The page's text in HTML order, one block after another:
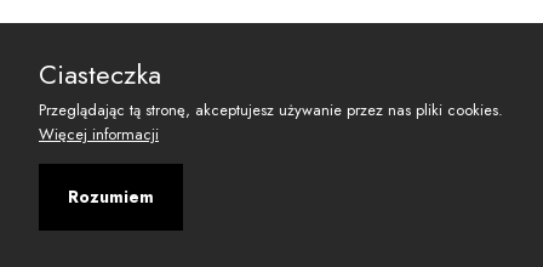
reset@resetobywatelski.pl
Ciasteczka
Przeglądając tą stronę, akceptujesz używanie przez nas pliki cookies.
Więcej informacji
Rozumiem